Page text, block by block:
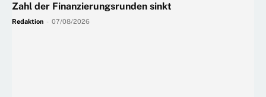
Zahl der Finanzierungsrunden sinkt
Redaktion 07/08/2026